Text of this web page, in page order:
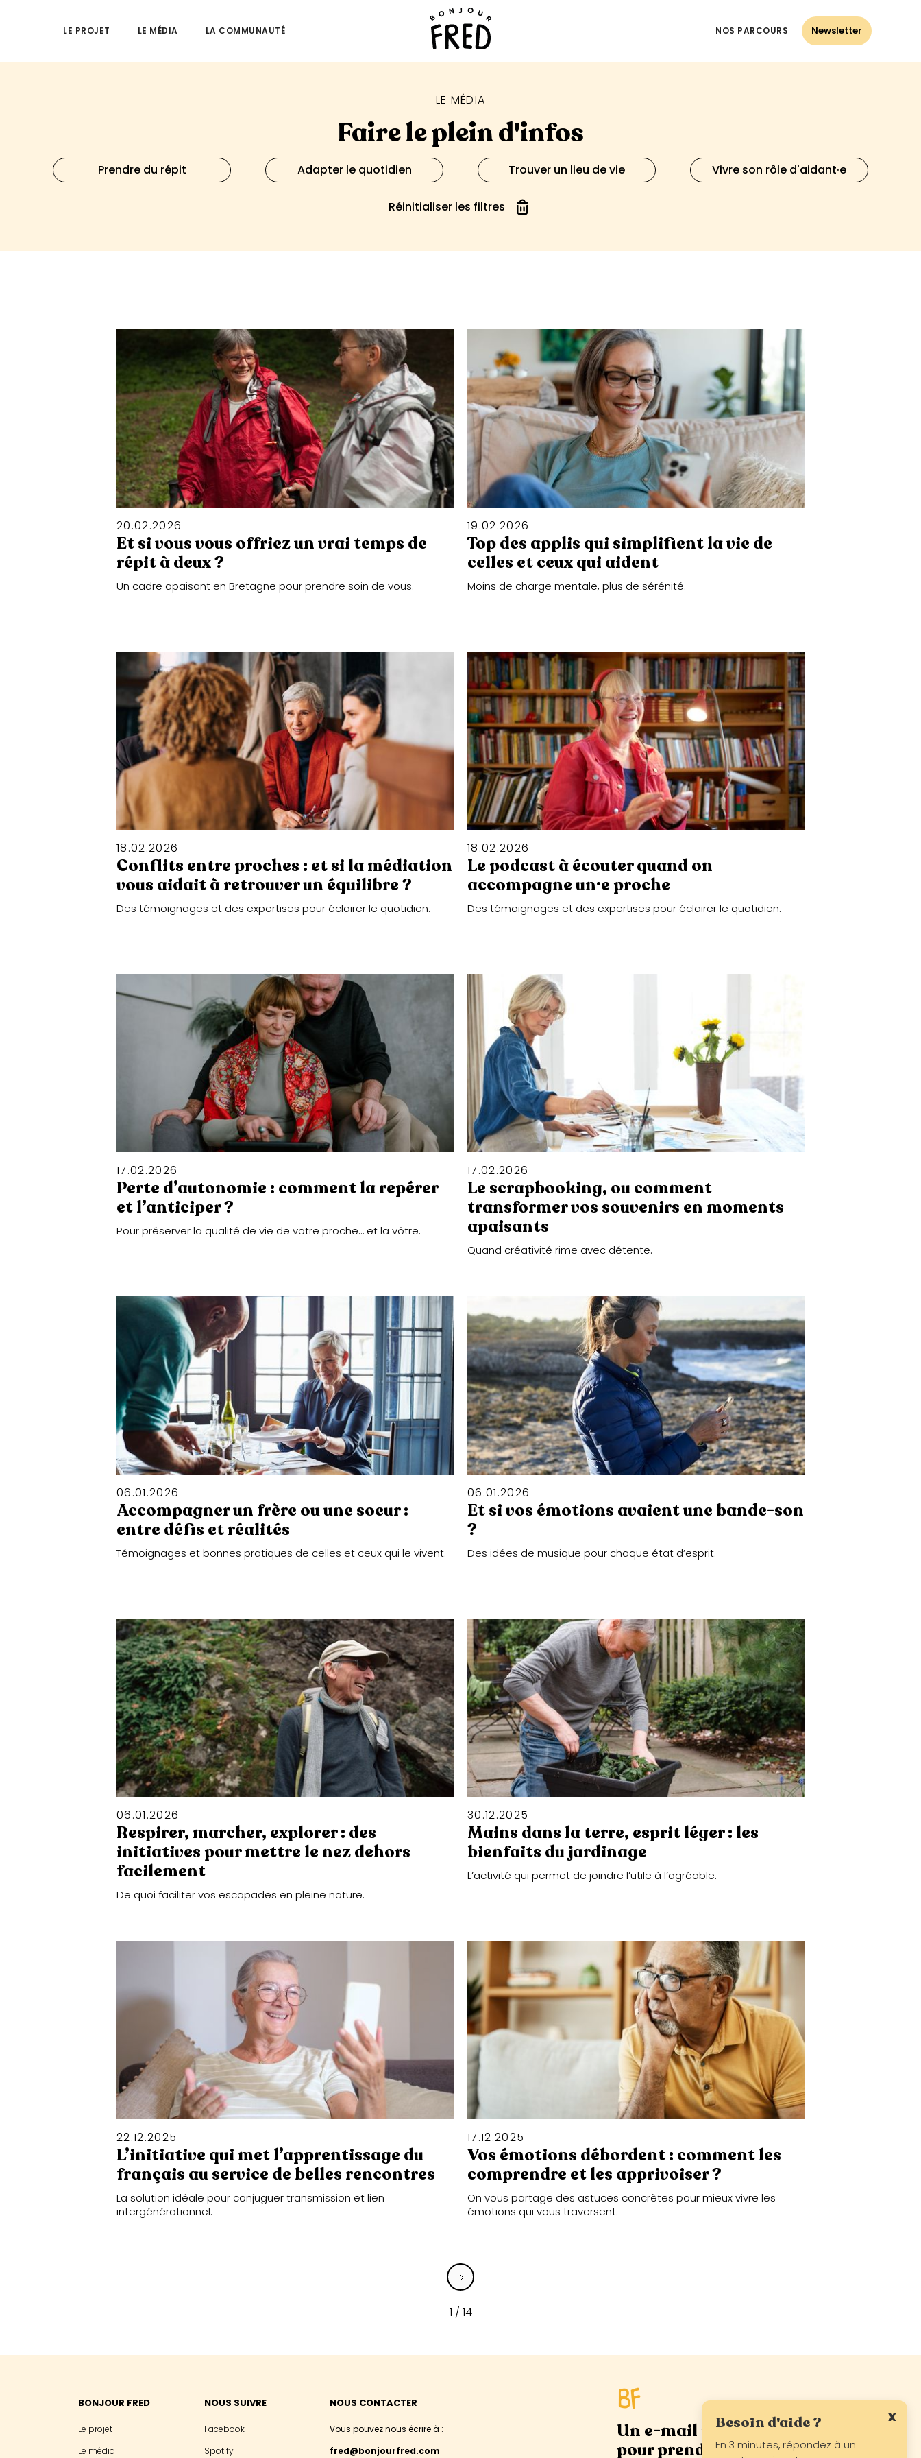
LE PROJET LE MÉDIA LA COMMUNAUTÉ NOS PARCOURS Newsletter
LE MÉDIA
Faire le plein d'infos
Prendre du répit Adapter le quotidien Trouver un lieu de vie Vivre son rôle d'aidant·e
Réinitialiser les filtres
20.02.2026
Et si vous vous offriez un vrai temps de
répit à deux ?
Un cadre apaisant en Bretagne pour prendre soin de vous.
19.02.2026
Top des applis qui simplifient la vie de
celles et ceux qui aident
Moins de charge mentale, plus de sérénité.
18.02.2026
Conflits entre proches : et si la médiation
vous aidait à retrouver un équilibre ?
Des témoignages et des expertises pour éclairer le quotidien.
18.02.2026
Le podcast à écouter quand on
accompagne un·e proche
Des témoignages et des expertises pour éclairer le quotidien.
17.02.2026
Perte d’autonomie : comment la repérer
et l’anticiper ?
Pour préserver la qualité de vie de votre proche… et la vôtre.
17.02.2026
Le scrapbooking, ou comment
transformer vos souvenirs en moments
apaisants
Quand créativité rime avec détente.
06.01.2026
Accompagner un frère ou une soeur :
entre défis et réalités
Témoignages et bonnes pratiques de celles et ceux qui le vivent.
06.01.2026
Et si vos émotions avaient une bande-son
?
Des idées de musique pour chaque état d’esprit.
06.01.2026
Respirer, marcher, explorer : des
initiatives pour mettre le nez dehors
facilement
De quoi faciliter vos escapades en pleine nature.
30.12.2025
Mains dans la terre, esprit léger : les
bienfaits du jardinage
L’activité qui permet de joindre l’utile à l’agréable.
22.12.2025
L’initiative qui met l’apprentissage du
français au service de belles rencontres
La solution idéale pour conjuguer transmission et lien
intergénérationnel.
17.12.2025
Vos émotions débordent : comment les
comprendre et les apprivoiser ?
On vous partage des astuces concrètes pour mieux vivre les
émotions qui vous traversent.
1 / 14
BONJOUR FRED
Le projet
Le média
NOUS SUIVRE
Facebook
Spotify
NOUS CONTACTER
Vous pouvez nous écrire à :
fred@bonjourfred.com
Un e-mail par semaine
pour prendre soin de vous
Besoin d'aide ?
En 3 minutes, répondez à un
x